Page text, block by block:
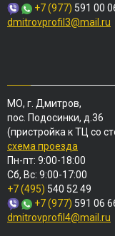
+7 (977) 591 00
dmitrovprofil3@mail.ru
МО, г. Дмитров,
пос. Подосинки, д.36
(пристройка к ТЦ со
схема проезда
Пн-пт: 9:00-18:00
Сб, Вс: 9:00-17:00
+7 (495) 540 52 49
+7 (977) 591 06
dmitrovprofil4@mail.ru